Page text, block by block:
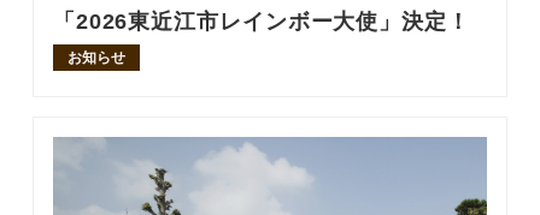
「2026東近江市レインボー大使」決定！
お知らせ